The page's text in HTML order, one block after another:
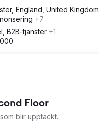
England, United Kingdom
+7
B2B-tjänster +1
Floor
blir upptäckt.